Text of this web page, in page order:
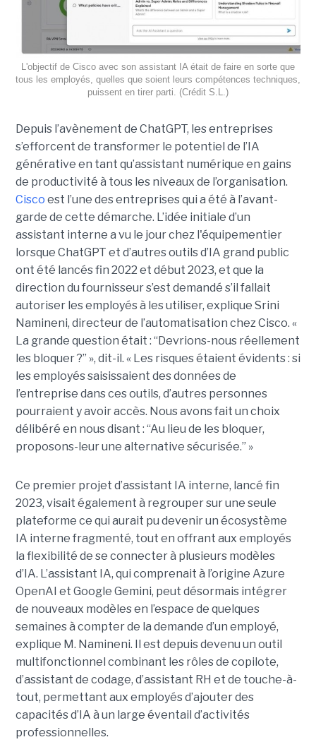
L'objectif de Cisco avec son assistant IA était de faire en sorte que
tous les employés, quelles que soient leurs compétences techniques,
puissent en tirer parti. (Crédit S.L.)
Depuis l’avènement de ChatGPT, les entreprises
s’efforcent de transformer le potentiel de l’IA
générative en tant qu’assistant numérique en gains
de productivité à tous les niveaux de l’organisation.
Cisco est l’une des entreprises qui a été à l’avant-
garde de cette démarche. L’idée initiale d’un
assistant interne a vu le jour chez l'équipementier
lorsque ChatGPT et d’autres outils d’IA grand public
ont été lancés fin 2022 et début 2023, et que la
direction du fournisseur s’est demandé s’il fallait
autoriser les employés à les utiliser, explique Srini
Namineni, directeur de l’automatisation chez Cisco. «
La grande question était : “Devrions-nous réellement
les bloquer ?” », dit-il. « Les risques étaient évidents : si
les employés saisissaient des données de
l’entreprise dans ces outils, d’autres personnes
pourraient y avoir accès. Nous avons fait un choix
délibéré en nous disant : “Au lieu de les bloquer,
proposons-leur une alternative sécurisée.” »
Ce premier projet d’assistant IA interne, lancé fin
2023, visait également à regrouper sur une seule
plateforme ce qui aurait pu devenir un écosystème
IA interne fragmenté, tout en offrant aux employés
la flexibilité de se connecter à plusieurs modèles
d’IA. L’assistant IA, qui comprenait à l’origine Azure
OpenAI et Google Gemini, peut désormais intégrer
de nouveaux modèles en l’espace de quelques
semaines à compter de la demande d’un employé,
explique M. Namineni. Il est depuis devenu un outil
multifonctionnel combinant les rôles de copilote,
d’assistant de codage, d’assistant RH et de touche-à-
tout, permettant aux employés d’ajouter des
capacités d’IA à un large éventail d’activités
professionnelles.